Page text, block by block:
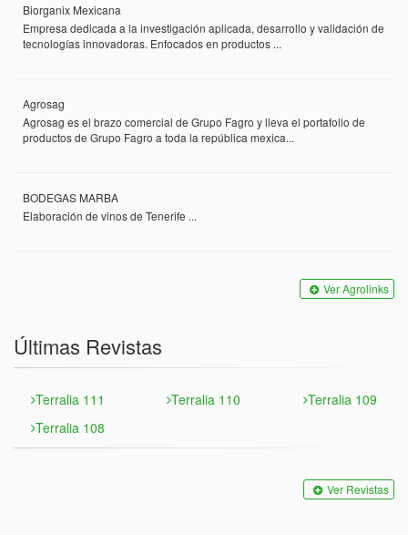
Biorganix Mexicana
Empresa dedicada a la investigación aplicada, desarrollo y validación de
tecnologías innovadoras. Enfocados en productos ...
Agrosag
Agrosag es el brazo comercial de Grupo Fagro y lleva el portafolio de
productos de Grupo Fagro a toda la república mexica...
BODEGAS MARBA
Elaboración de vinos de Tenerife ...
Ver Agrolinks
Últimas Revistas
Terralia 111 Terralia 110
Terralia 109
Terralia 108
Ver Revistas